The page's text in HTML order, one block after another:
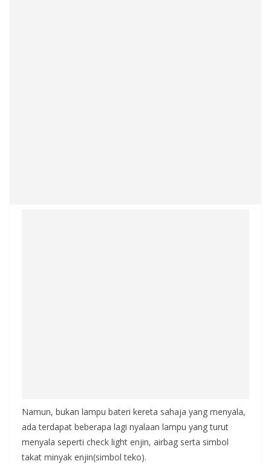
Namun, bukan lampu bateri kereta sahaja yang menyala,
ada terdapat beberapa lagi nyalaan lampu yang turut
menyala seperti check light enjin, airbag serta simbol
takat minyak enjin(simbol teko).